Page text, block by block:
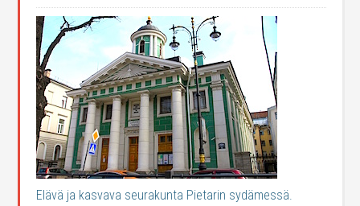
Elävä ja kasvava seurakunta Pietarin sydämessä.